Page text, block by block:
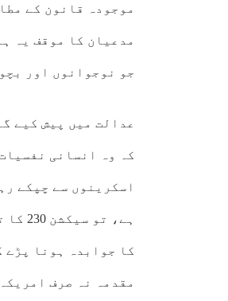
موجودہ قانون کے
مدعیان کا موقف یہ
جو نوجوانوں اور
عدالت میں پیش کیے
کہ وہ انسانی
اسکرینوں سے چپکے
ہے،
کا جوابدہ ہونا پڑے
مقدمہ نہ صرف